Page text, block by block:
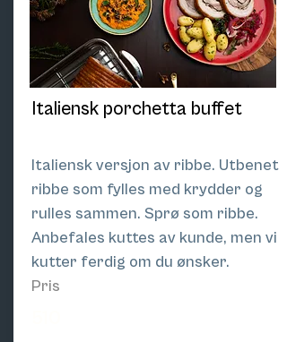
Italiensk porchetta buffet
Italiensk versjon av ribbe. Utbenet
ribbe som fylles med krydder og
rulles sammen. Sprø som ribbe.
Anbefales kuttes av kunde, men vi
kutter ferdig om du ønsker.
Pris